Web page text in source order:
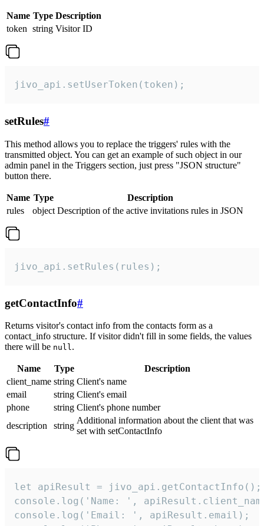
Name Type Description
token string Visitor ID
jivo_api.setUserToken(token);
setRules#
This method allows you to replace the triggers' rules with the
transmitted object. You can get an example of such object in our
admin panel in the Triggers section, just press "JSON structure"
button there.
Name Type
Description
rules
object Description of the active invitations rules in JSON
jivo_api.setRules(rules);
getContactInfo#
Returns visitor's contact info from the contacts form as a
contact_info structure. If visitor didn't fill in some fields, the values
there will be null.
Name Type
Description
client_name string Client's name
email
string Client's email
phone
string Client's phone number
description
string
Additional information about the client that was
set with setContactInfo
let apiResult = jivo_api.getContactInfo();
console.log('Name: ',
console.log('Email: ', apiResult.email);